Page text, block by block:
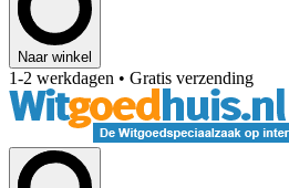
Naar winkel
1-2 werkdagen • Gratis verzending